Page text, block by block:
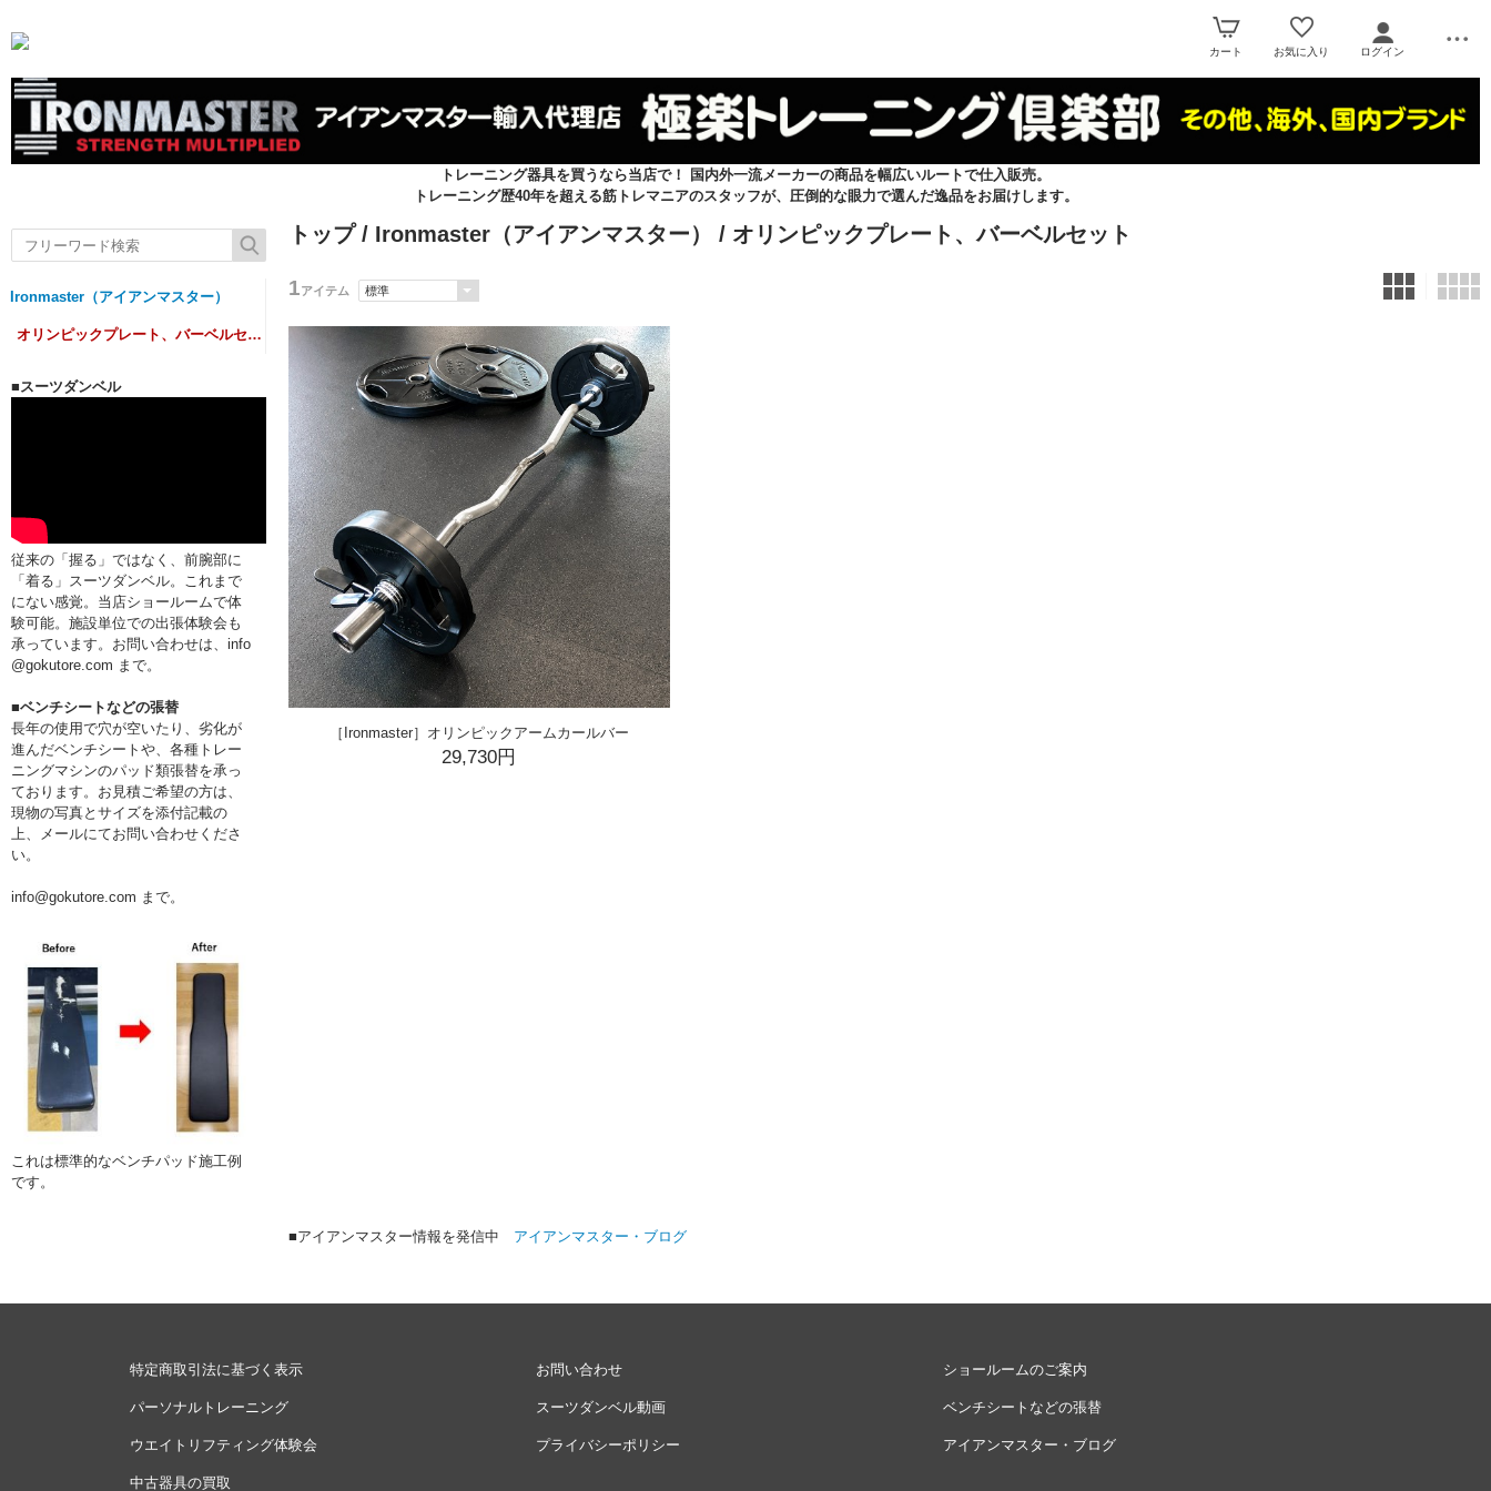
カート お気に入り ログイン
トレーニング器具を買うなら当店で！ 国内外一流メーカーの商品を幅広いルートで仕入販売。
トレーニング歴40年を超える筋トレマニアのスタッフが、圧倒的な眼力で選んだ逸品をお届けします。
Ironmaster（アイアンマスター）
オリンピックプレート、バーベルセット
■スーツダンベル
従来の「握る」ではなく、前腕部に
「着る」スーツダンベル。これまで
にない感覚。当店ショールームで体
験可能。施設単位での出張体験会も
承っています。お問い合わせは、info
@gokutore.com まで。
■ベンチシートなどの張替
長年の使用で穴が空いたり、劣化が
進んだベンチシートや、各種トレー
ニングマシンのパッド類張替を承っ
ております。お見積ご希望の方は、
現物の写真とサイズを添付記載の
上、メールにてお問い合わせくださ
い。
info@gokutore.com まで。
これは標準的なベンチパッド施工例
です。
トップ/ Ironmaster（アイアンマスター） / オリンピックプレート、バーベルセット
1アイテム
［Ironmaster］オリンピックアームカールバー
29,730円
■アイアンマスター情報を発信中 アイアンマスター・ブログ
特定商取引法に基づく表示 お問い合わせ ショールームのご案内
パーソナルトレーニング スーツダンベル動画 ベンチシートなどの張替
ウエイトリフティング体験会 プライバシーポリシー アイアンマスター・ブログ
中古器具の買取